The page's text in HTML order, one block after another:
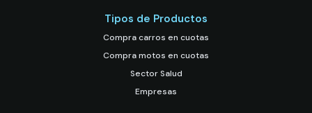
Tipos de Productos
Compra carros en cuotas
Compra motos en cuotas
Sector Salud
Empresas